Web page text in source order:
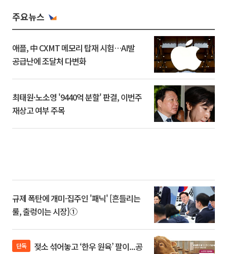
주요뉴스
애플, 中 CXMT 메모리 탑재 시험…AI발
공급난에 조달처 다변화
최태원·노소영 '9440억 분할' 판결, 이번주
재상고 여부 주목
규제 폭탄에 개미·집주인 '패닉' [흔들리는
룰, 출렁이는 시장]①
단독